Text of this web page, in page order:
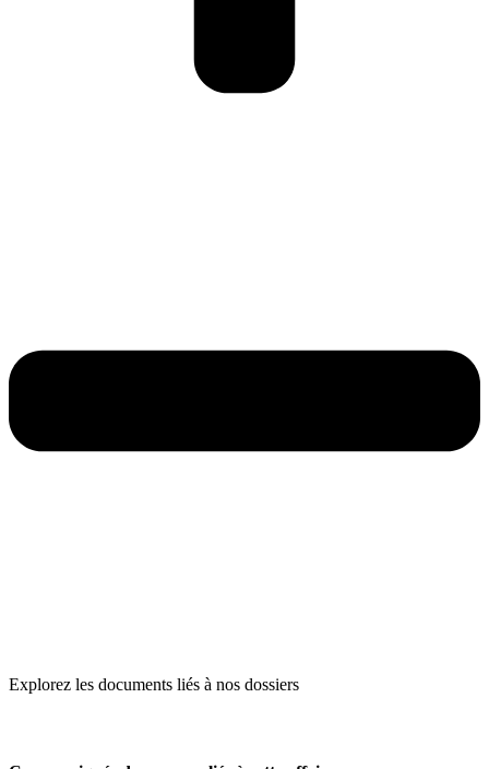
Explorez les documents liés à nos dossiers